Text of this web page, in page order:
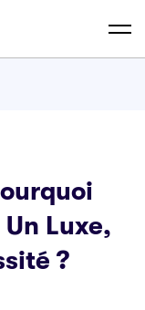
Un Luxe,
?